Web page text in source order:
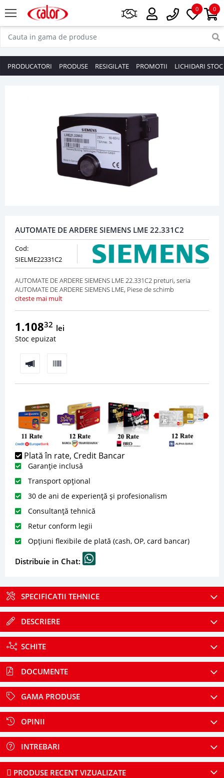
0
0
PRODUCATORI PRODUSE RESIGILATE PROMOTII LICHIDARI STOC
AUTOMATE DE ARDERE SIEMENS LME 22.331C2
Cod:
SIELME22331C2
AUTOMATE DE ARDERE SIEMENS LME 22.331C2 preturi, seria
AUTOMATE DE ARDERE SIEMENS LME, Piese de schimb
citeste mai mult
1.10832 lei
Stoc epuizat
Plată în rate, Credit Bancar
Garanție inclusă
Transport opțional
30 de ani de experiență și profesionalism
Consultanță tehnică
Retur conform legii
Opțiuni flexibile de plată (cash, OP, card bancar)
Distribuie in Chat:
SPECIFICATII TEHNICE
DESCRIERE
SCHITE
DOCUMENTE
GAMA PRODUSE
OPINII
INTREBARI
PRODUSE RECENT VIZUALIZATE